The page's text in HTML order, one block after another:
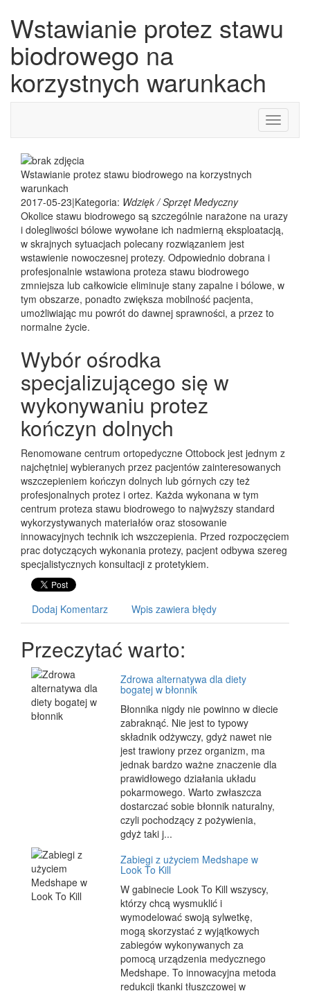
Wstawianie protez stawu
biodrowego na
korzystnych warunkach
Toggle
Wstawianie protez stawu biodrowego na korzystnych
warunkach
2017-05-23|Kategoria: Wdzięk / Sprzęt Medyczny
Okolice stawu biodrowego są szczególnie narażone na urazy
i dolegliwości bólowe wywołane ich nadmierną eksploatacją,
w skrajnych sytuacjach polecany rozwiązaniem jest
wstawienie nowoczesnej protezy. Odpowiednio dobrana i
profesjonalnie wstawiona proteza stawu biodrowego
zmniejsza lub całkowicie eliminuje stany zapalne i bólowe, w
tym obszarze, ponadto zwiększa mobilność pacjenta,
umożliwiając mu powrót do dawnej sprawności, a przez to
normalne życie.
Wybór ośrodka
specjalizującego się w
wykonywaniu protez
kończyn dolnych
Renomowane centrum ortopedyczne Ottobock jest jednym z
najchętniej wybieranych przez pacjentów zainteresowanych
wszczepieniem kończyn dolnych lub górnych czy też
profesjonalnych protez i ortez. Każda wykonana w tym
centrum proteza stawu biodrowego to najwyższy standard
wykorzystywanych materiałów oraz stosowanie
innowacyjnych technik ich wszczepienia. Przed rozpoczęciem
prac dotyczących wykonania protezy, pacjent odbywa szereg
specjalistycznych konsultacji z protetykiem.
Dodaj Komentarz Wpis zawiera błędy
Przeczytać warto:
Zdrowa alternatywa dla diety
bogatej w błonnik
Błonnika nigdy nie powinno w diecie
zabraknąć. Nie jest to typowy
składnik odżywczy, gdyż nawet nie
jest trawiony przez organizm, ma
jednak bardzo ważne znaczenie dla
prawidłowego działania układu
pokarmowego. Warto zwłaszcza
dostarczać sobie błonnik naturalny,
czyli pochodzący z pożywienia,
gdyż taki j...
Zabiegi z użyciem Medshape w
Look To Kill
W gabinecie Look To Kill wszyscy,
którzy chcą wysmuklić i
wymodelować swoją sylwetkę,
mogą skorzystać z wyjątkowych
zabiegów wykonywanych za
pomocą urządzenia medycznego
Medshape. To innowacyjna metoda
redukcji tkanki tłuszczowej w